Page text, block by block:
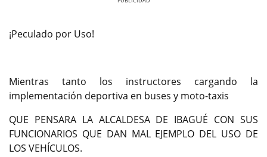
¡Peculado por Uso!
Mientras tanto los instructores cargando la
implementación deportiva en buses y moto-taxis
QUE PENSARA LA ALCALDESA DE IBAGUÉ CON SUS
FUNCIONARIOS QUE DAN MAL EJEMPLO DEL USO DE
LOS VEHÍCULOS.